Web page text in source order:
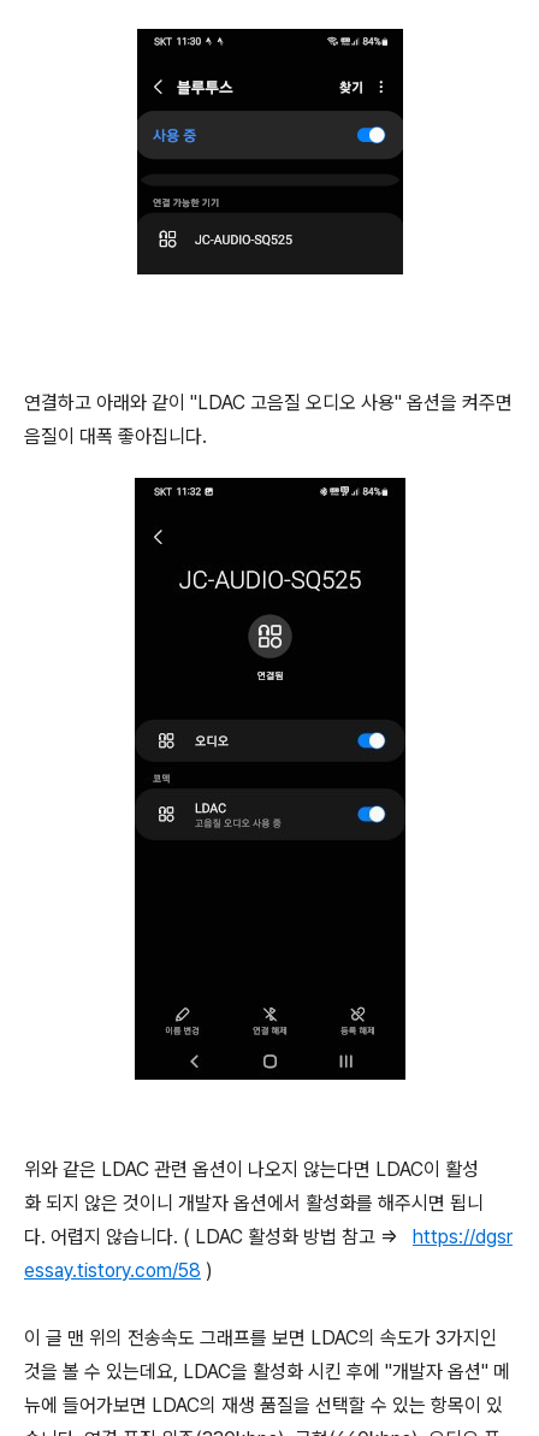
연결하고 아래와 같이 "LDAC 고음질 오디오 사용" 옵션을 켜주면
음질이 대폭 좋아집니다.
위와 같은 LDAC 관련 옵션이 나오지 않는다면 LDAC이 활성
화 되지 않은 것이니 개발자 옵션에서 활성화를 해주시면 됩니
다. 어렵지 않습니다. ( LDAC 활성화 방법 참고 => https://dgsr
essay.tistory.com/58 )
​이 글 맨 위의 전송속도 그래프를 보면 LDAC의 속도가 3가지인
것을 볼 수 있는데요, LDAC을 활성화 시킨 후에 "개발자 옵션" 메
뉴에 들어가보면 LDAC의 재생 품질을 선택할 수 있는 항목이 있